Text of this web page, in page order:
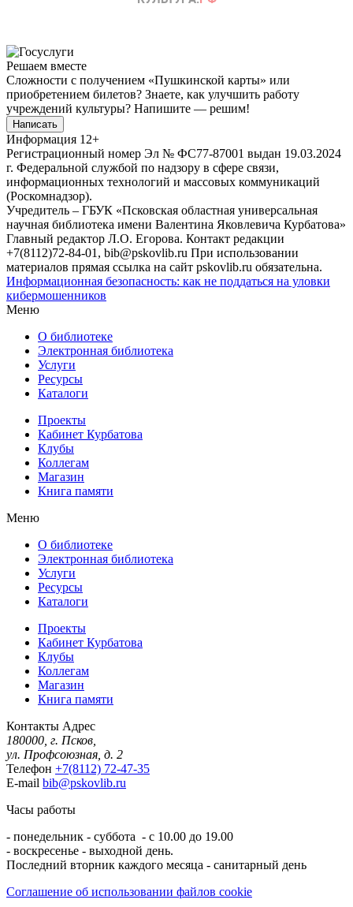
Решаем вместе
Сложности с получением «Пушкинской карты» или
приобретением билетов? Знаете, как улучшить работу
учреждений культуры? Напишите — решим!
Написать
Информация 12+
Регистрационный номер Эл № ФС77-87001 выдан 19.03.2024
г. Федеральной службой по надзору в сфере связи,
информационных технологий и массовых коммуникаций
(Роскомнадзор).
Учредитель – ГБУК «Псковская областная универсальная
научная библиотека имени Валентина Яковлевича Курбатова»
Главный редактор Л.О. Егорова. Контакт редакции
+7(8112)72-84-01, bib@pskovlib.ru При использовании
материалов прямая ссылка на сайт pskovlib.ru обязательна.
Информационная безопасность: как не поддаться на уловки
кибермошенников
Меню
О библиотеке
Электронная библиотека
Услуги
Ресурсы
Каталоги
Проекты
Кабинет Курбатова
Клубы
Коллегам
Магазин
Книга памяти
Меню
О библиотеке
Электронная библиотека
Услуги
Ресурсы
Каталоги
Проекты
Кабинет Курбатова
Клубы
Коллегам
Магазин
Книга памяти
Контакты Адрес
180000, г. Псков,
ул. Профсоюзная, д. 2
Телефон +7(8112) 72-47-35
E-mail bib@pskovlib.ru
Часы работы
- понедельник - суббота - с 10.00 до 19.00
- воскресенье - выходной день.
Последний вторник каждого месяца - санитарный день
Соглашение об использовании файлов cookie